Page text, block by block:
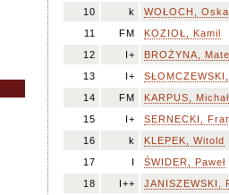
10
k
WOŁOCH,
11
FM
KOZIOŁ, Kamil
12
I+
BROŻYNA,
13
I+
14
FM
KARPUS, Michał
15
I+
SERNECKI,
16
k
KLEPEK, Witold
17
I
ŚWIDER, Paweł
18
I++
JANISZEWSKI,